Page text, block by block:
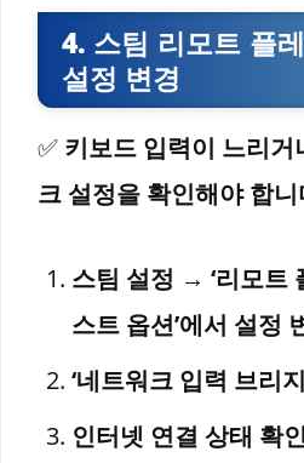
4. 스팀 리모트 플
설정 변경
✅ 키보드 입력이 느리거
크 설정을 확인해야 합니
스팀 설정 → ‘리모트
스트 옵션’에서 설정
‘네트워크 입력 브리
인터넷 연결 상태 확